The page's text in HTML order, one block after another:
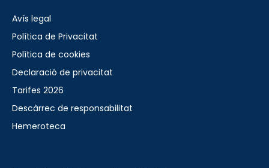
Avís legal
Política de Privacitat
Política de cookies
Declaració de privacitat
Tarifes 2026
Descàrrec de responsabilitat
Hemeroteca